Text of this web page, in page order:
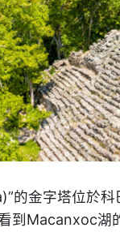
的金字塔位於
到Macanxoc湖